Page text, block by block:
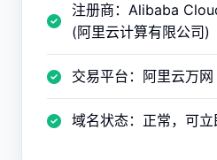
注册商：Alibaba
(阿里云计算有限公司)
交易平台：阿里云万网
域名状态：正常，可立